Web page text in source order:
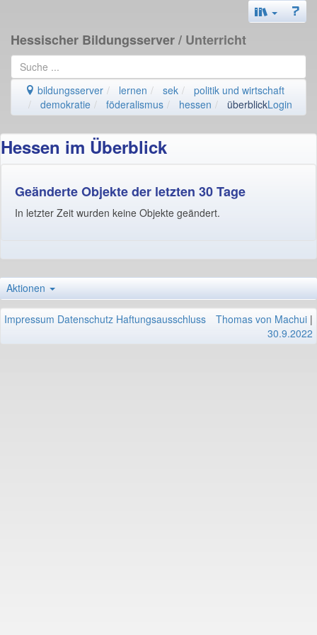
Hessischer Bildungsserver/ Unterricht
bildungsserver lernen sek
politik und wirtschaft
demokratie
föderalismus hessen überblickLogin
Hessen im Überblick
Geänderte Objekte der letzten 30 Tage
In letzter Zeit wurden keine Objekte geändert.
Aktionen
Impressum Datenschutz Haftungsausschluss Thomas von Machui |
30.9.2022